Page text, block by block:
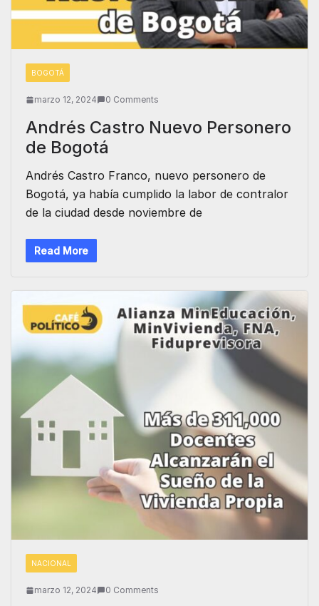
BOGOTÁ
marzo 12, 2024 0 Comments
Andrés Castro Nuevo Personero
de Bogotá
Andrés Castro Franco, nuevo personero de
Bogotá, ya había cumplido la labor de contralor
de la ciudad desde noviembre de
Read More
NACIONAL
marzo 12, 2024 0 Comments